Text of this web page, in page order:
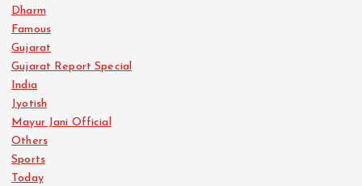
Dharm
Famous
Gujarat
Gujarat Report Special
India
Jyotish
Mayur Jani Official
Others
Sports
Today